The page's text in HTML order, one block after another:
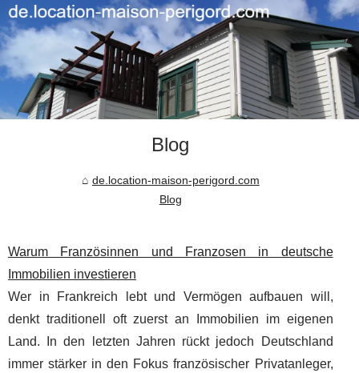
Blog
de.location-maison-perigord.com
Blog
Warum Französinnen und Franzosen in deutsche
Immobilien investieren
Wer in Frankreich lebt und Vermögen aufbauen will,
denkt traditionell oft zuerst an Immobilien im eigenen
Land. In den letzten Jahren rückt jedoch Deutschland
immer stärker in den Fokus französischer Privatanleger,